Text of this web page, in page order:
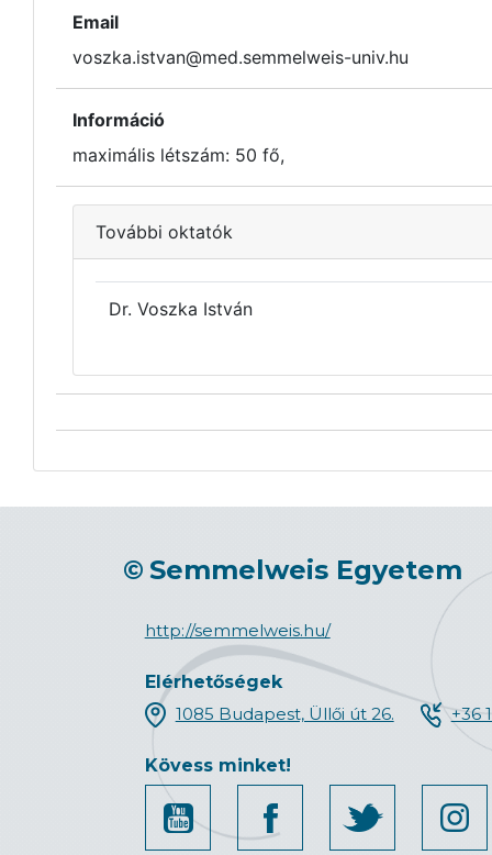
Email
voszka.istvan@med.semmelweis-univ.hu
Információ
maximális létszám: 50 fő,
További oktatók
Dr. Voszka István
© Semmelweis Egyetem
http://semmelweis.hu/
Elérhetőségek
1085 Budapest, Üllői út 26.
+36
Kövess minket!